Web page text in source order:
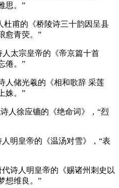
思。”
杜甫的《桥陵诗三十韵因呈县
愈青荧。”
人太宗皇帝的《帝京篇十首
倦。”
人储光羲的《相和歌辞 采莲
姝。”
人徐应镳的《绝命词》，“烈
明皇帝的《温汤对雪》，“表
代诗人明皇帝的《赐诸州刺史以
想维良。”